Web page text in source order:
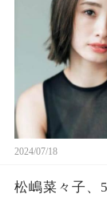
2024/07/18
松嶋菜々子、